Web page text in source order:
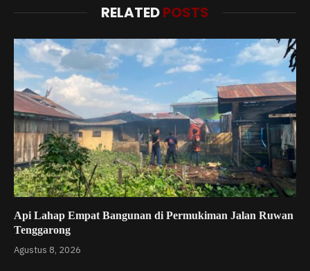
RELATEDPOSTS
Api Lahap Empat Bangunan di Permukiman Jalan Ruwan
Tenggarong
Agustus 8, 2026